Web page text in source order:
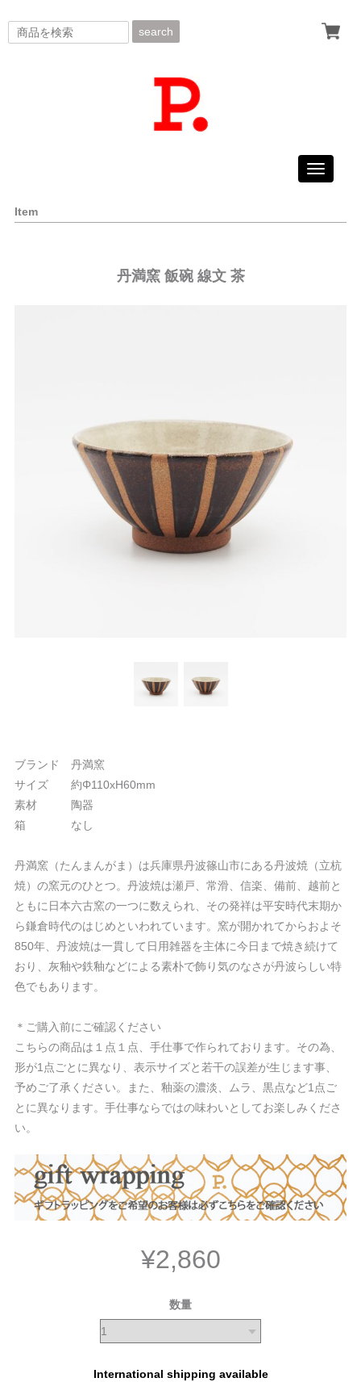
search
Toggle
Item
丹満窯 飯碗 線文 茶
ブランド 丹満窯
サイズ 約Φ110xH60mm
素材 陶器
箱 なし
丹満窯（たんまんがま）は兵庫県丹波篠山市にある丹波焼（立杭
焼）の窯元のひとつ。丹波焼は瀬戸、常滑、信楽、備前、越前と
ともに日本六古窯の一つに数えられ、その発祥は平安時代末期か
ら鎌倉時代のはじめといわれています。窯が開かれてからおよそ
850年、丹波焼は一貫して日用雑器を主体に今日まで焼き続けて
おり、灰釉や鉄釉などによる素朴で飾り気のなさが丹波らしい特
色でもあります。
＊ご購入前にご確認ください
こちらの商品は１点１点、手仕事で作られております。その為、
形が1点ごとに異なり、表示サイズと若干の誤差が生じます事、
予めご了承ください。また、釉薬の濃淡、ムラ、黒点など1点ご
とに異なります。手仕事ならではの味わいとしてお楽しみくださ
い。
¥2,860
数量
International shipping available